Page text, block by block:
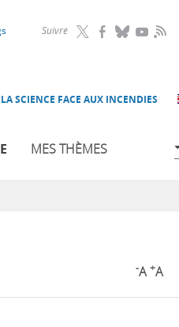
Suivre RSS
SCIENCE FACE AUX INCENDIES
MES THÈMES
-A +A